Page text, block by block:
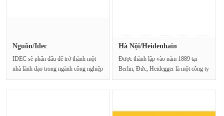
Nguồn/Idec
IDEC sẽ phấn đấu để trở thành một
nhà lãnh đạo trong ngành công nghiệp
Hà Nội/Heidenhain
Được thành lập vào năm 1889 tại
Berlin, Đức, Heidegger là một công ty